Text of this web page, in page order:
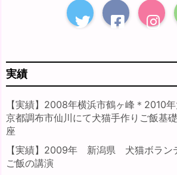
実績
【実績】2008年横浜市鶴ヶ峰＊2010
京都調布市仙川にて犬猫手作りご飯基
座
【実績】2009年 新潟県 犬猫ボラン
ご飯の講演